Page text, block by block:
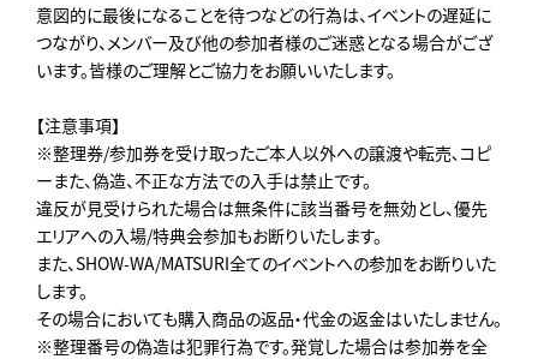
意図的に最後になることを待つなどの行為は、イベントの遅延に
つながり、メンバー及び他の参加者様のご迷惑となる場合がござ
います。皆様のご理解とご協力をお願いいたします。
【注意事項】
※整理券/参加券を受け取ったご本人以外への譲渡や転売､コピ
ーまた、偽造、不正な方法での入手は禁止です。
違反が見受けられた場合は無条件に該当番号を無効とし、優先
エリアへの入場/特典会参加もお断りいたします。
また、SHOW-WA/MATSURI全てのイベントへの参加をお断りいた
します。
その場合においても購入商品の返品・代金の返金はいたしません。
※整理番号の偽造は犯罪行為です。発覚した場合は参加券を全